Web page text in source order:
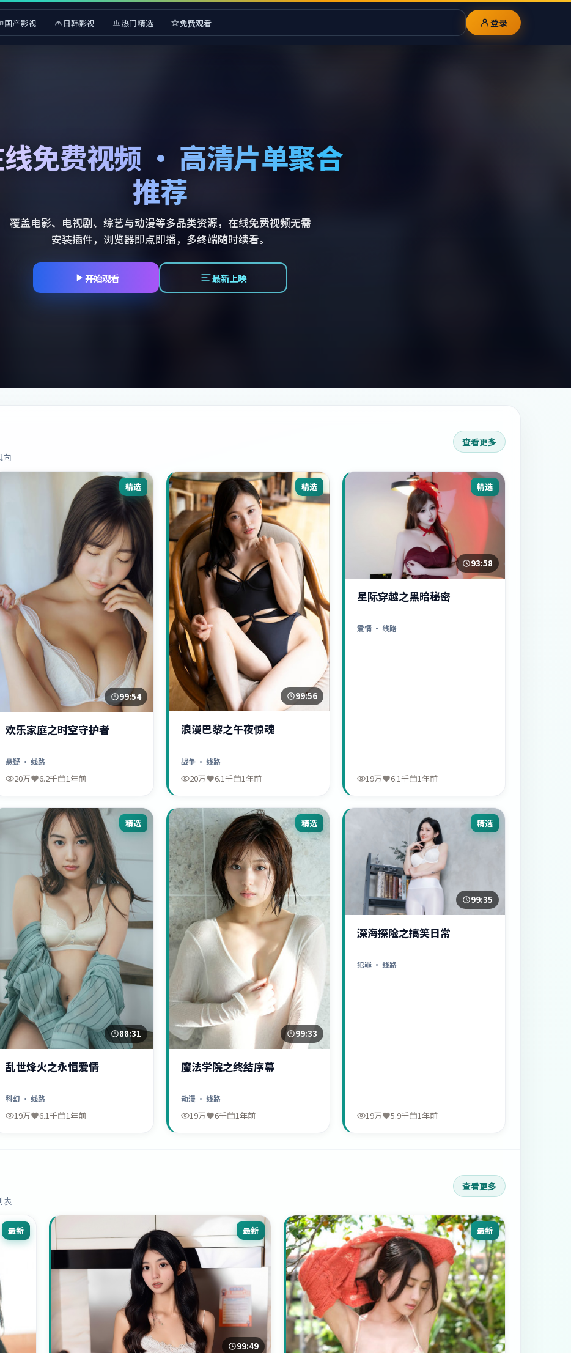
国产影视 日韩影视 热门精选 免费观看 登录
免费视频 · 高清片单聚合
推荐
覆盖电影、电视剧、综艺与动漫等多品类资源，在线免费视频无需
安装插件，浏览器即点即播，多终端随时续看。
开始观看 最新上映
向
查看更多
精选
99:54
欢乐家庭之时空守护者
悬疑· 线路
20万 6.2千 1年前
精选
99:56
浪漫巴黎之午夜惊魂
战争 · 线路
20万 6.1千 1年前
精选
93:58
星际穿越之黑暗秘密
爱情· 线路
19万 6.1千 1年前
精选
88:31
乱世烽火之永恒爱情
科幻 · 线路
19万 6.1千 1年前
精选
99:33
魔法学院之终结序幕
动漫 · 线路
19万 6千 1年前
精选
99:35
深海探险之搞笑日常
犯罪· 线路
19万 5.9千 1年前
表
查看更多
最新 最新
99:49
最新